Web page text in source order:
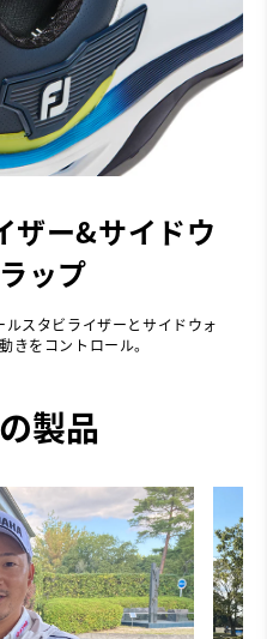
ザー&サイドウ
ップ
スタビライザーとサイドウォ
きをコントロール。
製品